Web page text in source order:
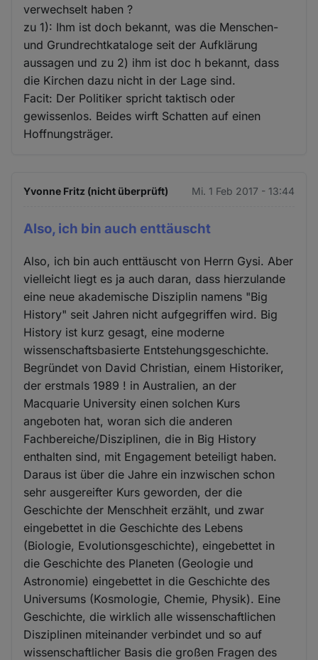
verwechselt haben ?
zu 1): Ihm ist doch bekannt, was die Menschen-
und Grundrechtkataloge seit der Aufklärung
aussagen und zu 2) ihm ist doc h bekannt, dass
die Kirchen dazu nicht in der Lage sind.
Facit: Der Politiker spricht taktisch oder
gewissenlos. Beides wirft Schatten auf einen
Hoffnungsträger.
Yvonne Fritz (nicht überprüft) Mi. 1 Feb 2017 - 13:44
Also, ich bin auch enttäuscht
Also, ich bin auch enttäuscht von Herrn Gysi. Aber
vielleicht liegt es ja auch daran, dass hierzulande
eine neue akademische Disziplin namens "Big
History" seit Jahren nicht aufgegriffen wird. Big
History ist kurz gesagt, eine moderne
wissenschaftsbasierte Entstehungsgeschichte.
Begründet von David Christian, einem Historiker,
der erstmals 1989 ! in Australien, an der
Macquarie University einen solchen Kurs
angeboten hat, woran sich die anderen
Fachbereiche/Disziplinen, die in Big History
enthalten sind, mit Engagement beteiligt haben.
Daraus ist über die Jahre ein inzwischen schon
sehr ausgereifter Kurs geworden, der die
Geschichte der Menschheit erzählt, und zwar
eingebettet in die Geschichte des Lebens
(Biologie, Evolutionsgeschichte), eingebettet in
die Geschichte des Planeten (Geologie und
Astronomie) eingebettet in die Geschichte des
Universums (Kosmologie, Chemie, Physik). Eine
Geschichte, die wirklich alle wissenschaftlichen
Disziplinen miteinander verbindet und so auf
wissenschaftlicher Basis die großen Fragen des